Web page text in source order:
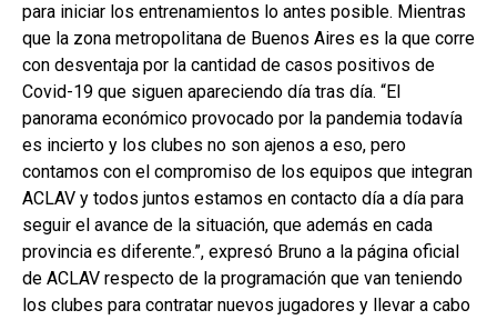
para iniciar los entrenamientos lo antes posible. Mientras
que la zona metropolitana de Buenos Aires es la que corre
con desventaja por la cantidad de casos positivos de
Covid-19 que siguen apareciendo día tras día. “El
panorama económico provocado por la pandemia todavía
es incierto y los clubes no son ajenos a eso, pero
contamos con el compromiso de los equipos que integran
ACLAV y todos juntos estamos en contacto día a día para
seguir el avance de la situación, que además en cada
provincia es diferente.”, expresó Bruno a la página oficial
de ACLAV respecto de la programación que van teniendo
los clubes para contratar nuevos jugadores y llevar a cabo